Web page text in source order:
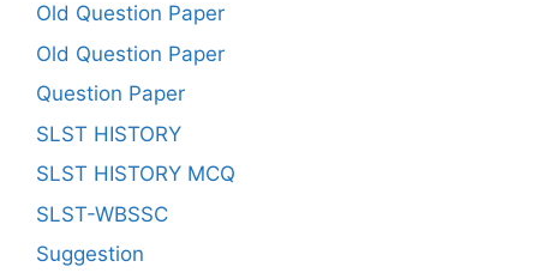
Old Question Paper
Old Question Paper
Question Paper
SLST HISTORY
SLST HISTORY MCQ
SLST-WBSSC
Suggestion